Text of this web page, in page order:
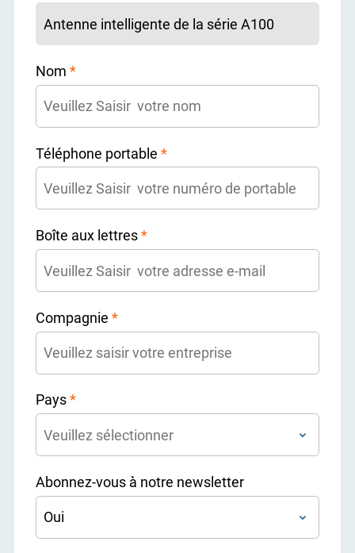
Nom *
Téléphone portable *
Boîte aux lettres*
Compagnie *
Pays*
Abonnez-vous à notre newsletter